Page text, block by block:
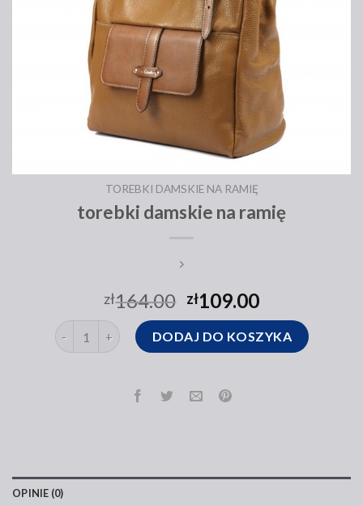
TOREBKI DAMSKIE NA RAMIĘ
torebki damskie na ramię
zł164.00 zł109.00
ilość torebki damskie na ramięDODAJ DO KOSZYKA
OPINIE (0)